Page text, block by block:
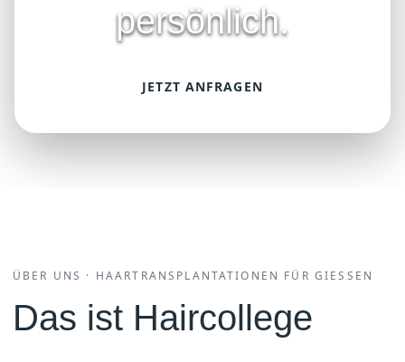
persönlich.
JETZT ANFRAGEN
ÜBER UNS · HAARTRANSPLANTATIONEN FÜR GIESSEN
Das ist Haircollege